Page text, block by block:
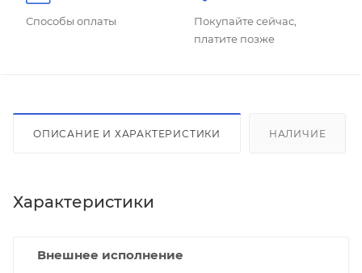
Способы оплаты
Покупайте сейчас,
платите позже
ОПИСАНИЕ И ХАРАКТЕРИСТИКИ НАЛИЧИЕ
Характеристики
Внешнее исполнение